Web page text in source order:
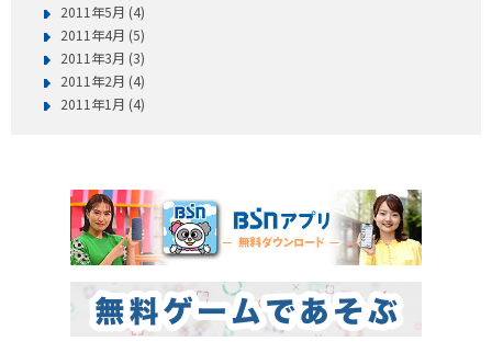
2011年5月 (4)
2011年4月 (5)
2011年3月 (3)
2011年2月 (4)
2011年1月 (4)